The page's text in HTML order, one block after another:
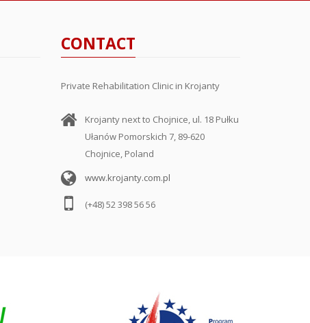
CONTACT
Private Rehabilitation Clinic in Krojanty
Krojanty next to Chojnice, ul. 18 Pułku
Ułanów Pomorskich 7, 89-620
Chojnice, Poland
www.krojanty.com.pl
(+48) 52 398 56 56